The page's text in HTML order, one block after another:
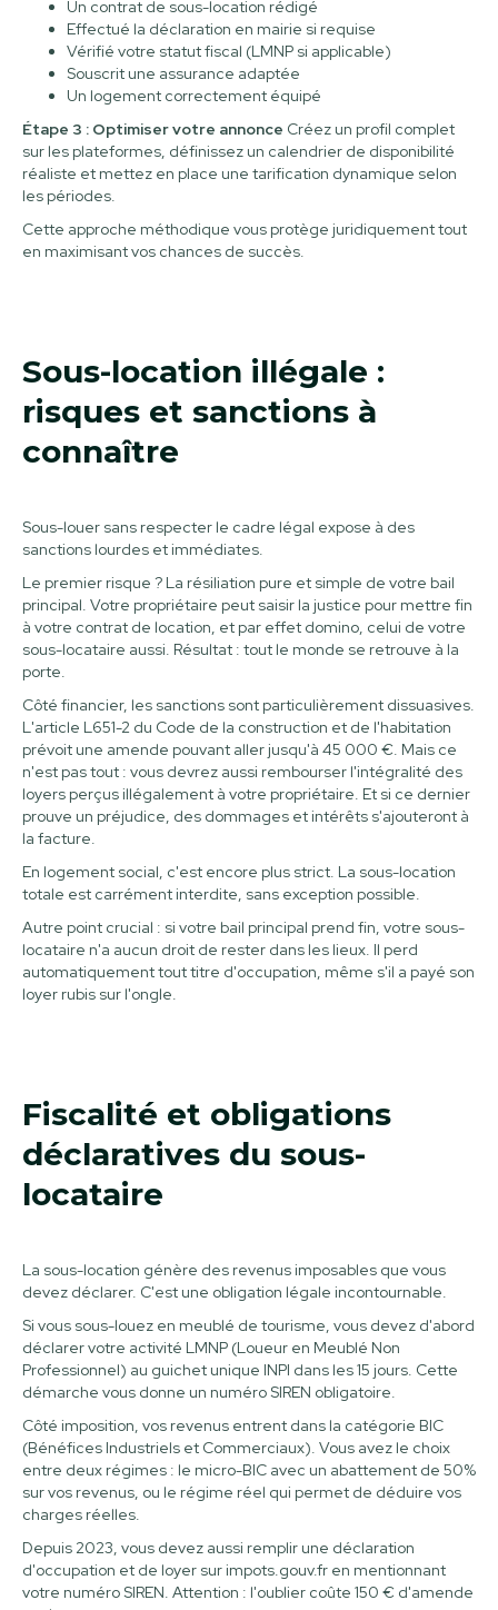
Un contrat de sous-location rédigé
Effectué la déclaration en mairie si requise
Vérifié votre statut fiscal (LMNP si applicable)
Souscrit une assurance adaptée
Un logement correctement équipé
Étape 3 : Optimiser votre annonce Créez un profil complet
sur les plateformes, définissez un calendrier de disponibilité
réaliste et mettez en place une tarification dynamique selon
les périodes.
Cette approche méthodique vous protège juridiquement tout
en maximisant vos chances de succès.
Sous-location illégale :
risques et sanctions à
connaître
Sous-louer sans respecter le cadre légal expose à des
sanctions lourdes et immédiates.
Le premier risque ? La résiliation pure et simple de votre bail
principal. Votre propriétaire peut saisir la justice pour mettre fin
à votre contrat de location, et par effet domino, celui de votre
sous-locataire aussi. Résultat : tout le monde se retrouve à la
porte.
Côté financier, les sanctions sont particulièrement dissuasives.
L'article L651-2 du Code de la construction et de l'habitation
prévoit une amende pouvant aller jusqu'à 45 000 €. Mais ce
n'est pas tout : vous devrez aussi rembourser l'intégralité des
loyers perçus illégalement à votre propriétaire. Et si ce dernier
prouve un préjudice, des dommages et intérêts s'ajouteront à
la facture.
En logement social, c'est encore plus strict. La sous-location
totale est carrément interdite, sans exception possible.
Autre point crucial : si votre bail principal prend fin, votre sous-
locataire n'a aucun droit de rester dans les lieux. Il perd
automatiquement tout titre d'occupation, même s'il a payé son
loyer rubis sur l'ongle.
Fiscalité et obligations
déclaratives du sous-
locataire
La sous-location génère des revenus imposables que vous
devez déclarer. C'est une obligation légale incontournable.
Si vous sous-louez en meublé de tourisme, vous devez d'abord
déclarer votre activité LMNP (Loueur en Meublé Non
Professionnel) au guichet unique INPI dans les 15 jours. Cette
démarche vous donne un numéro SIREN obligatoire.
Côté imposition, vos revenus entrent dans la catégorie BIC
(Bénéfices Industriels et Commerciaux). Vous avez le choix
entre deux régimes : le micro-BIC avec un abattement de 50%
sur vos revenus, ou le régime réel qui permet de déduire vos
charges réelles.
Depuis 2023, vous devez aussi remplir une déclaration
d'occupation et de loyer sur impots.gouv.fr en mentionnant
votre numéro SIREN. Attention : l'oublier coûte 150 € d'amende